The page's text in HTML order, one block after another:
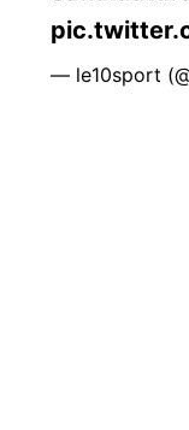
— le10sport